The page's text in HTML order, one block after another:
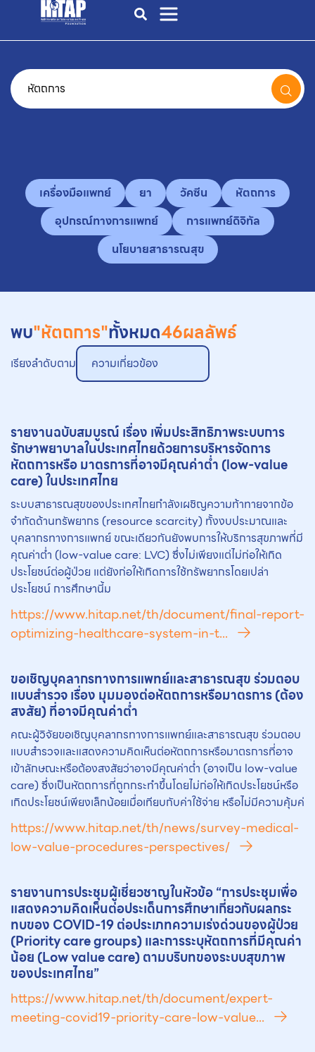
เครื่องมือแพทย์ ยา วัคซีน
หัตถการ
อุปกรณ์ทางการแพทย์
การแพทย์ดิจิทัล
นโยบายสาธารณสุข
พบ"หัตถการ"ทั้งหมด46ผลลัพธ์
เรียงลำดับตาม ความเกี่ยวข้อง
รายงานฉบับสมบูรณ์ เรื่อง เพิ่มประสิทธิภาพระบบการ
รักษาพยาบาลในประเทศไทยด้วยการบริหารจัดการ
หัตถการหรือ มาตรการที่อาจมีคุณค่าต่ำ (low-value
care) ในประเทศไทย
ระบบสาธารณสุขของประเทศไทยกำลังเผชิญความท้าทายจากข้อ
จำกัดด้านทรัพยากร (resource scarcity) ทั้งงบประมาณและ
บุคลากรทางการแพทย์ ขณะเดียวกันยังพบการให้บริการสุขภาพที่มี
คุณค่าต่ำ (low-value care: LVC) ซึ่งไม่เพียงแต่ไม่ก่อให้เกิด
ประโยชน์ต่อผู้ป่วย แต่ยังก่อให้เกิดการใช้ทรัพยากรโดยเปล่า
ประโยชน์ การศึกษานี้ม
https://www.hitap.net/th/document/final-report-
optimizing-healthcare-system-in-t...
ขอเชิญบุคลากรทางการแพทย์และสาธารณสุข ร่วมตอบ
แบบสำรวจ เรื่อง มุมมองต่อหัตถการหรือมาตรการ (ต้อง
สงสัย) ที่อาจมีคุณค่าต่ำ
คณะผู้วิจัยขอเชิญบุคลากรทางการแพทย์และสาธารณสุข ร่วมตอบ
แบบสำรวจและแสดงความคิดเห็นต่อหัตถการหรือมาตรการที่อาจ
เข้าลักษณะหรือต้องสงสัยว่าอาจมีคุณค่าต่ำ (อาจเป็น low-value
care) ซึ่งเป็นหัตถการที่ถูกกระทำขึ้นโดยไม่ก่อให้เกิดประโยชน์หรือ
เกิดประโยชน์เพียงเล็กน้อยเมื่อเทียบกับค่าใช้จ่าย หรือไม่มีความคุ้มค่
https://www.hitap.net/th/news/survey-medical-
low-value-procedures-perspectives/
รายงานการประชุมผู้เชี่ยวชาญในหัวข้อ “การประชุมเพื่อ
แสดงความคิดเห็นต่อประเด็นการศึกษาเกี่ยวกับผลกระ
ทบของ COVID-19 ต่อประเภทความเร่งด่วนของผู้ป่วย
(Priority care groups) และการระบุหัตถการที่มีคุณค่า
น้อย (Low value care) ตามบริบทของระบบสุขภาพ
ของประเทศไทย”
https://www.hitap.net/th/document/expert-
meeting-covid19-priority-care-low-value...